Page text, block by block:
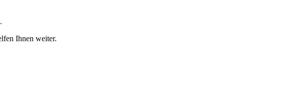
Ihnen weiter.